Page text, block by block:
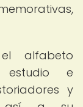
alfabeto
e
y